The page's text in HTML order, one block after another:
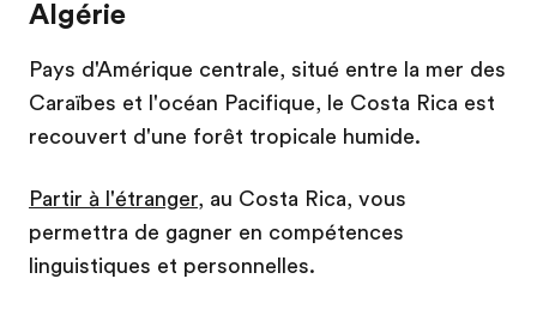
Algérie
Pays d'Amérique centrale, situé entre la mer des
Caraïbes et l'océan Pacifique, le Costa Rica est
recouvert d'une forêt tropicale humide.
Partir à l'étranger, au Costa Rica, vous
permettra de gagner en compétences
linguistiques et personnelles.